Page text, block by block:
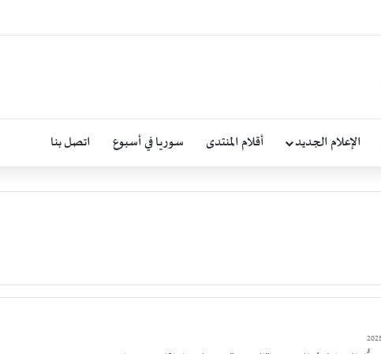
الإعلام الجديد أقلام المنتدى سوريا في أسبوع اتصل بنا